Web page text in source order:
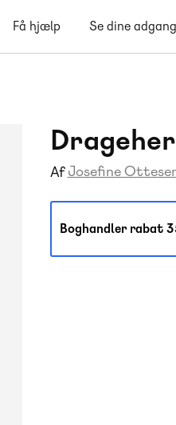
Få hjælp Se dine
Af Josefine
Boghandler rabat